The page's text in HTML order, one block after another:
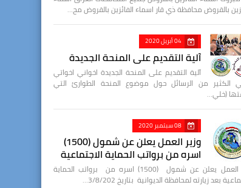
بالقروض محافظة ذي قار اسماء الفائزين بالقروض مح…
04 أبريل 2020
آلية التقديم على المنحة الجديدة
آلية التقديم على المنحة الجديدة اخواني اخواتي
الكثير من الرسائل حول موضوع المنحة الطوارئ التي
(خلي…
08 سبتمبر 2020
وزير العمل يعلن عن شمول (1500)
اسره من برواتب الحماية الاجتماعية
وزير العمل يعلن عن شمول (1500) اسره من برواتب الحماية
بعد زيارته لمحافظة الديوانية بتاريخ 3/8/202…